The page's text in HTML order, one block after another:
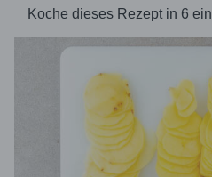
Koche dieses Rezept in 6